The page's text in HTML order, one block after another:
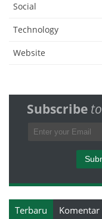
Social
Technology
Website
Subscribe to
Terbaru Komentar